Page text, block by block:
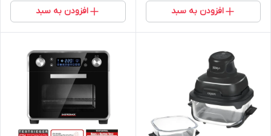
افزودن به سبد افزودن به سبد